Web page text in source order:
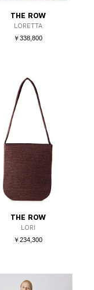
THE ROW
LORETTA
￥338,800
THE ROW
LORI
￥234,300